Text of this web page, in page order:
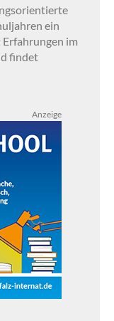
ein
im
findet
Anzeige